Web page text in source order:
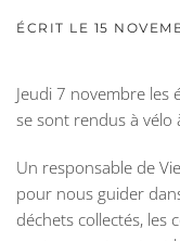
ÉCRIT LE 15
Jeudi 7 novembre les
se sont rendus à vélo
Un responsable de
pour nous guider
déchets collectés, les